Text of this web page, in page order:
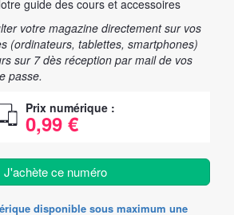
guide des cours et accessoires
votre magazine directement sur vos
(ordinateurs, tablettes, smartphones)
sur 7 dès réception par mail de vos
passe.
Prix numérique :
0,99 €
J'achète ce numéro
disponible sous maximum une